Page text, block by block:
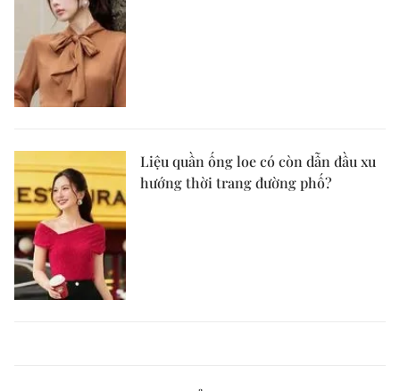
Liệu quần ống loe có còn dẫn đầu xu
hướng thời trang đường phố?